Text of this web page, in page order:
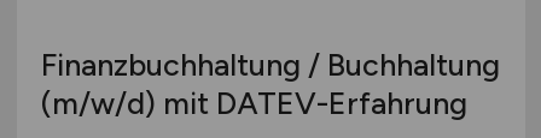
Finanzbuchhaltung / Buchhaltung
(m/w/d) mit DATEV-Erfahrung